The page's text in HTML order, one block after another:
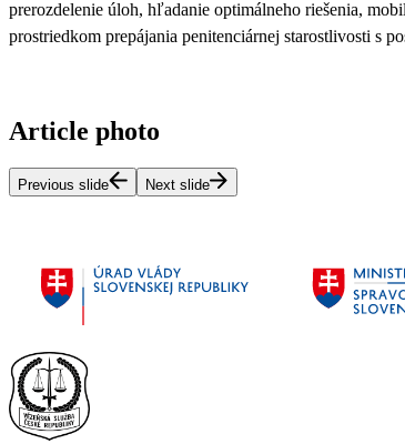
prerozdelenie úloh, hľadanie optimálneho riešenia,
prostriedkom prepájania penitenciárnej starostlivosti s
Article photo
Previous slide Next slide